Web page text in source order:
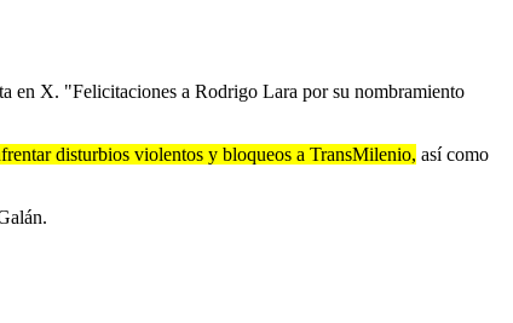
en X. "Felicitaciones a Rodrigo Lara por su nombramiento
disturbios violentos y bloqueos a TransMilenio, así como